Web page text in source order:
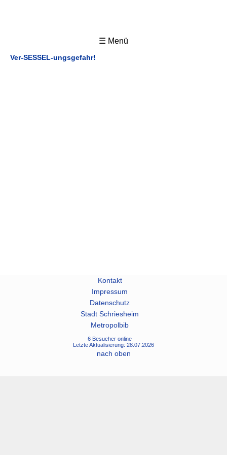
☰ Menü
Ver-SESSEL-ungsgefahr!
Kontakt
Impressum
Datenschutz
Stadt Schriesheim
Metropolbib
6 Besucher online
Letzte Aktualisierung: 28.07.2026
nach oben